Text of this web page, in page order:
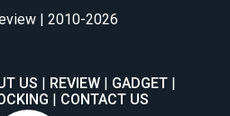
| 2010-2026
US REVIEW
GADGET
CONTACT US